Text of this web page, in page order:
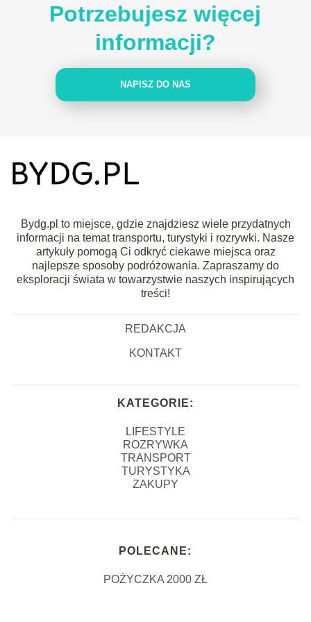
Potrzebujesz więcej
informacji?
NAPISZ DO NAS
Bydg.pl to miejsce, gdzie znajdziesz wiele przydatnych
informacji na temat transportu, turystyki i rozrywki. Nasze
artykuły pomogą Ci odkryć ciekawe miejsca oraz
najlepsze sposoby podróżowania. Zapraszamy do
eksploracji świata w towarzystwie naszych inspirujących
treści!
REDAKCJA
KONTAKT
KATEGORIE:
LIFESTYLE
ROZRYWKA
TRANSPORT
TURYSTYKA
ZAKUPY
POLECANE:
POŻYCZKA 2000 ZŁ